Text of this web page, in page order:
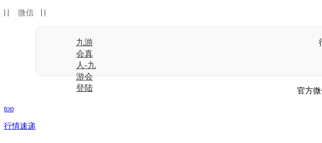
| | 微信 | |
九游
会真
人-九
游会
登陆
官方
top
行情速递